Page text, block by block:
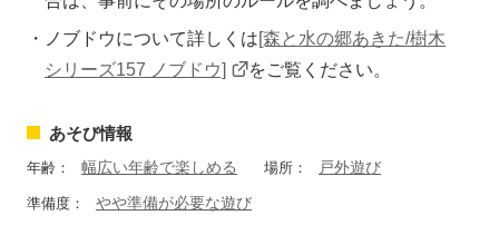
ノブドウについて詳しくは [森と水の郷あきた/樹木
シリーズ157 ノブドウ]
をご覧ください。
あそび情報
年齢： 幅広い年齢で楽しめる 場所： 戸外遊び
準備度： やや準備が必要な遊び